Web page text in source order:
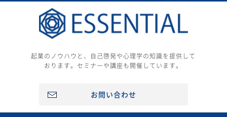
起業のノウハウと、自己啓発や心理学の知識を提供して
おります。セミナーや講座も開催しています。
お問い合わせ